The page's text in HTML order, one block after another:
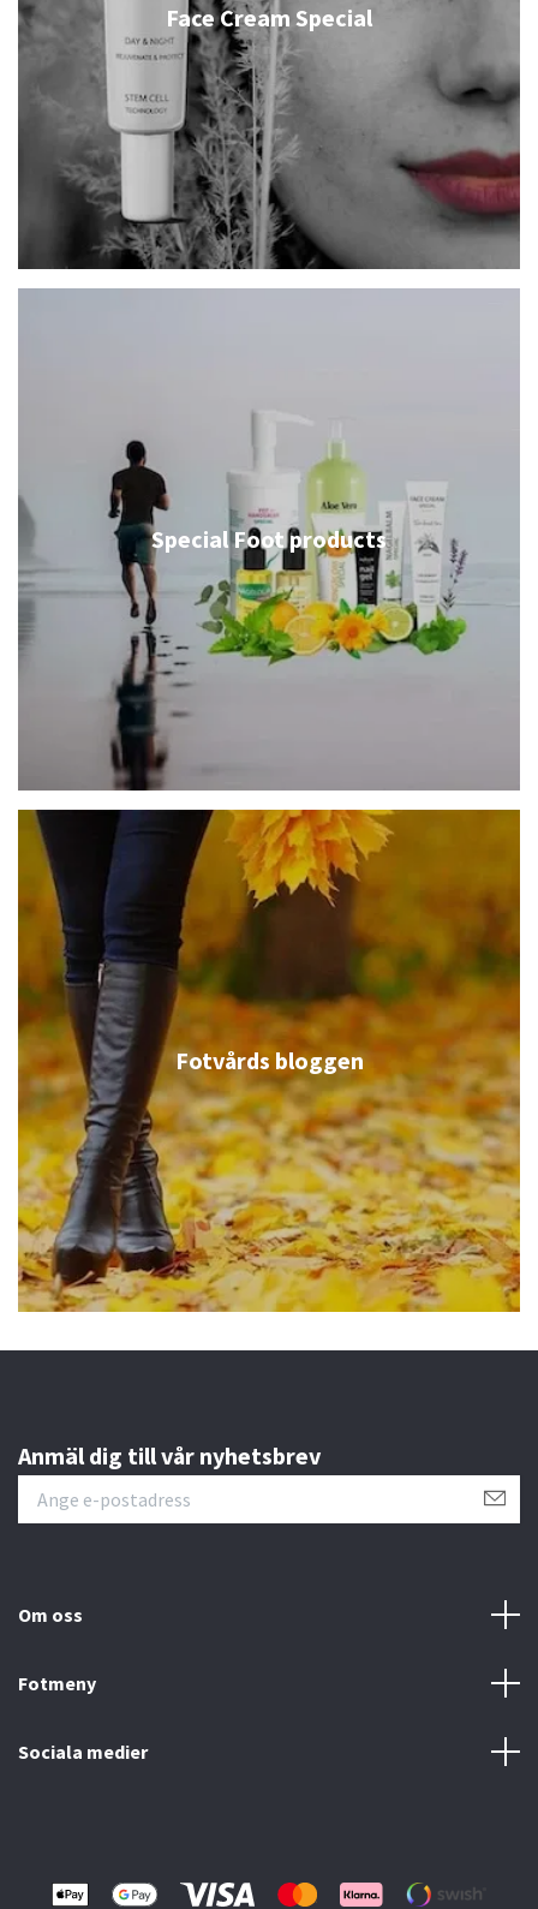
Face Cream Special
Special Foot products
Fotvårds bloggen
Anmäl dig till vår nyhetsbrev
Om oss
Fotmeny
Sociala medier